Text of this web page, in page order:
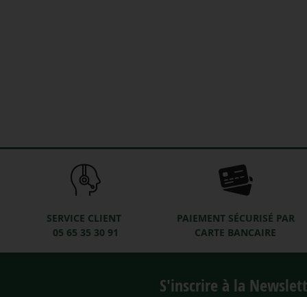
SERVICE CLIENT
05 65 35 30 91
PAIEMENT SÉCURISÉ PAR
CARTE BANCAIRE
S'inscrire à la